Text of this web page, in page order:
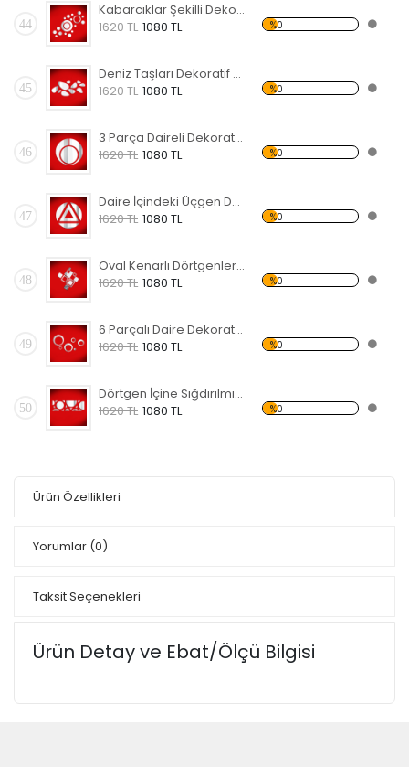
44
Kabarcıklar Şekilli Dekoratif Kırılmaz Ayna
1620 TL 1080 TL %0
45
Deniz Taşları Dekoratif Kırılmaz Ayna
1620 TL 1080 TL %0
46
3 Parça Daireli Dekoratif Kırılmaz Ayna
1620 TL 1080 TL %0
47
Daire İçindeki Üçgen Dekoratif Kırılmaz Ayna
1620 TL 1080 TL %0
48
Oval Kenarlı Dörtgenler Dekoratif Kırılmaz Ayna
1620 TL 1080 TL %0
49
6 Parçalı Daire Dekoratif Kırılmaz Ayna
1620 TL 1080 TL %0
50
Dörtgen İçine Sığdırılmış Daireler Dekoratif Kırılmaz Ayna
1620 TL 1080 TL %0
Ürün Özellikleri
Yorumlar (0)
Taksit Seçenekleri
Ürün Detay ve Ebat/Ölçü Bilgisi